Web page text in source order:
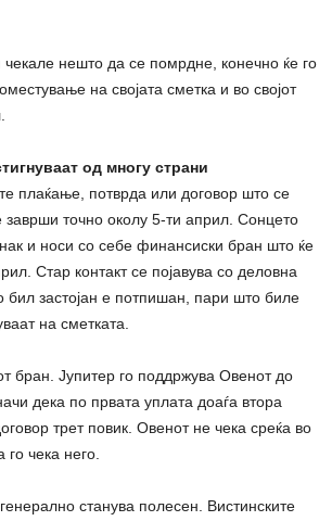
нешто да се помрдне, конечно ќе го
на својата сметка и во својот
од многу страни
плаќање, потврда или договор што се
заврши точно околу 5-ти април. Сонцето
и носи со себе финансиски бран што ќе
Стар контакт се појавува со деловна
бил застојан е потпишан, пари што биле
на сметката.
бран. Јупитер го поддржува Овенот до
дека по првата уплата доаѓа втора
трет повик. Овенот не чека среќа во
го чека него.
станува полесен. Вистинските